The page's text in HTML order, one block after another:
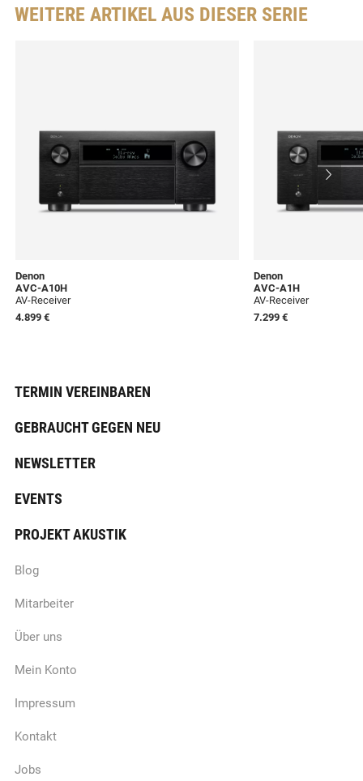
WEITERE ARTIKEL AUS DIESER SERIE
Denon
AVC-A10H
AV-Receiver
4.899 €
Denon
AVC-A1H
AV-Receiver
7.299 €
TERMIN VEREINBAREN
GEBRAUCHT GEGEN NEU
NEWSLETTER
EVENTS
PROJEKT AKUSTIK
Blog
Mitarbeiter
Über uns
Mein Konto
Impressum
Kontakt
Jobs